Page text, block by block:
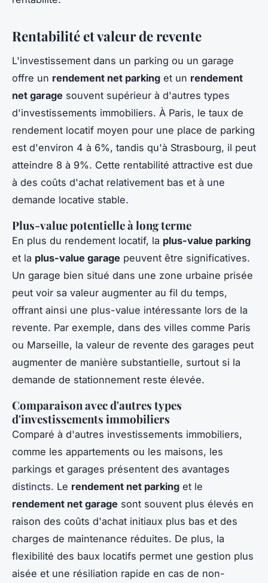
Rentabilité et valeur de revente
L'investissement dans un parking ou un garage
offre un rendement net parking et un rendement
net garage souvent supérieur à d'autres types
d'investissements immobiliers. À Paris, le taux de
rendement locatif moyen pour une place de parking
est d'environ 4 à 6%, tandis qu'à Strasbourg, il peut
atteindre 8 à 9%. Cette rentabilité attractive est due
à des coûts d'achat relativement bas et à une
demande locative stable.
Plus-value potentielle à long terme
En plus du rendement locatif, la plus-value parking
et la plus-value garage peuvent être significatives.
Un garage bien situé dans une zone urbaine prisée
peut voir sa valeur augmenter au fil du temps,
offrant ainsi une plus-value intéressante lors de la
revente. Par exemple, dans des villes comme Paris
ou Marseille, la valeur de revente des garages peut
augmenter de manière substantielle, surtout si la
demande de stationnement reste élevée.
Comparaison avec d'autres types
d'investissements immobiliers
Comparé à d'autres investissements immobiliers,
comme les appartements ou les maisons, les
parkings et garages présentent des avantages
distincts. Le rendement net parking et le
rendement net garage sont souvent plus élevés en
raison des coûts d'achat initiaux plus bas et des
charges de maintenance réduites. De plus, la
flexibilité des baux locatifs permet une gestion plus
aisée et une résiliation rapide en cas de non-